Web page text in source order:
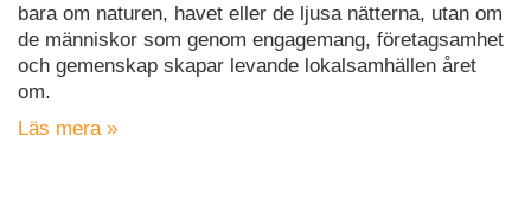
bara om naturen, havet eller de ljusa nätterna, utan om
de människor som genom engagemang, företagsamhet
och gemenskap skapar levande lokalsamhällen året
om.
Läs mera »